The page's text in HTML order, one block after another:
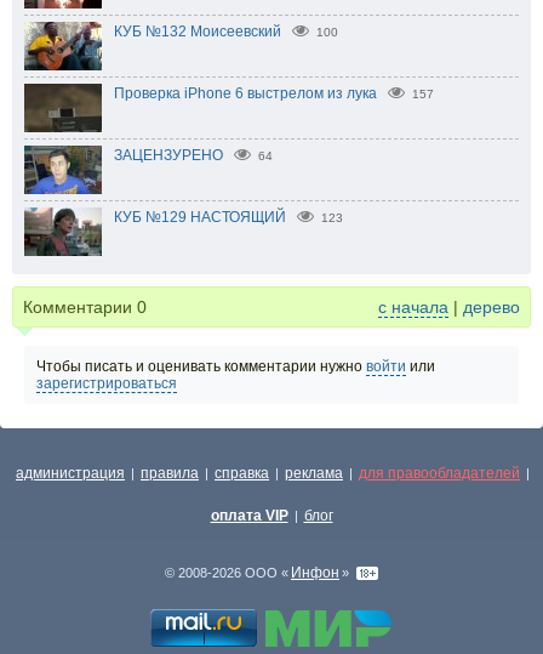
КУБ №132 Моисеевский 100
Проверка iPhone 6 выстрелом из лука 157
ЗАЦЕНЗУРЕНО 64
КУБ №129 НАСТОЯЩИЙ 123
Комментарии 0 с начала | дерево
Чтобы писать и оценивать комментарии нужно войти или
зарегистрироваться
администрация | правила | справка | реклама | для правообладателей |
оплата VIP | блог
© 2008-2026 ООО « Инфон »